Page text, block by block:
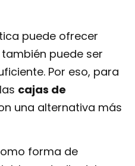
puede ofrecer
puede ser
Por eso, para
cajas de
una alternativa más
forma de